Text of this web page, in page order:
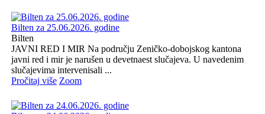
Bilten za 25.06.2026. godine
Bilten
JAVNI RED I MIR Na području Zeničko-dobojskog kantona
javni red i mir je narušen u devetnaest slučajeva. U navedenim
slučajevima intervenisali ...
Pročitaj više Zoom